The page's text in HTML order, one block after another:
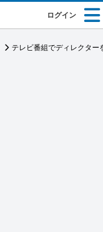
ログイン
テレビ番組でディレクター